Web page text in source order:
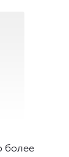
более